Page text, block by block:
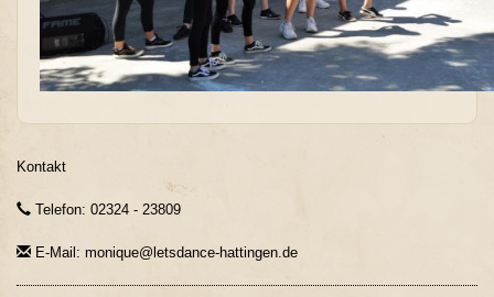
Kontakt
Telefon: 02324 - 23809
E-Mail: monique@letsdance-hattingen.de